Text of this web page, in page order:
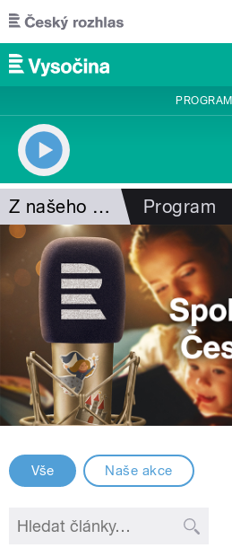
Přejít k hlavnímu obsahu
PROGRAM
Z našeho vysílání Program
Vše Naše akce